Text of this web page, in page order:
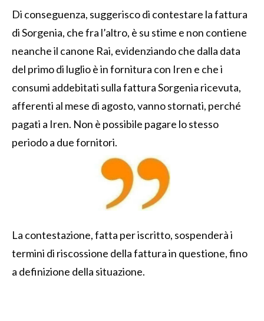
Di conseguenza, suggerisco di contestare la fattura
di Sorgenia, che fra l’altro, è su stime e non contiene
neanche il canone Rai, evidenziando che dalla data
del primo di luglio è in fornitura con Iren e che i
consumi addebitati sulla fattura Sorgenia ricevuta,
afferenti al mese di agosto, vanno stornati, perché
pagati a Iren. Non è possibile pagare lo stesso
periodo a due fornitori.
La contestazione, fatta per iscritto, sospenderà i
termini di riscossione della fattura in questione, fino
a definizione della situazione.